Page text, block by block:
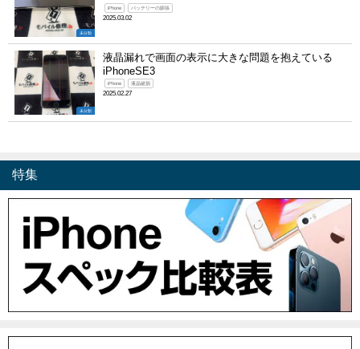
未分類
iPhone バッテリーの膨張
2025.03.02
未分類
液晶漏れで画面の表示に大きな問題を抱えている
iPhoneSE3
iPhone 液晶破損
2025.02.27
特集